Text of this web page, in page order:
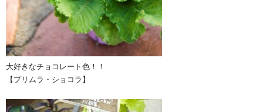
大好きなチョコレート色！！
【プリムラ・ショコラ】